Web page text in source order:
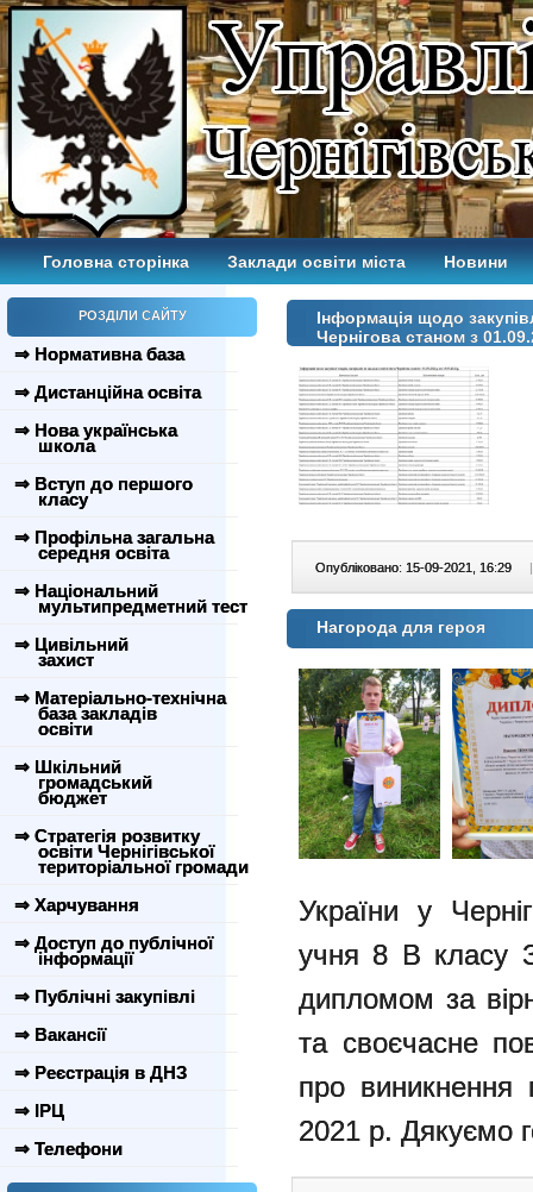
Головна сторінка Заклади освіти міста Новини
РОЗДІЛИ САЙТУ
⇒ Нормативна база
⇒ Дистанційна освіта
⇒ Нова українська
школа
⇒ Вступ до першого
класу
⇒ Профільна загальна
середня освіта
⇒ Національний
мультипредметний тест
⇒ Цивільний
захист
⇒ Матеріально-технічна
база закладів
освіти
⇒ Шкільний
громадський
бюджет
⇒ Стратегія розвитку
освіти Чернігівської
територіальної громади
⇒ Харчування
⇒ Доступ до публічної
інформації
⇒ Публічні закупівлі
⇒ Вакансії
⇒ Реєстрація в ДНЗ
⇒ ІРЦ
⇒ Телефони
Інформація щодо
Чернігова станом з
Опубліковано: 15-09-2021, 16:29 |
Нагорода для героя
України у
учня 8 В
дипломом за
та своєчасне
про виникнення
2021 р. Дякуємо